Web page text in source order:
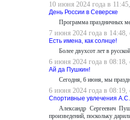
10 июня 2024 года в
День России в Северске
Программа праздничных
7 июня 2024 года в
Есть имена, как солнце!
Более двухсот лет в
6 июня 2024 года в
Ай да Пушкин!
Сегодня, 6 июня, мы
6 июня 2024 года в
Спортивные увлечения
Александр Сергеевич
произведений, поскольку